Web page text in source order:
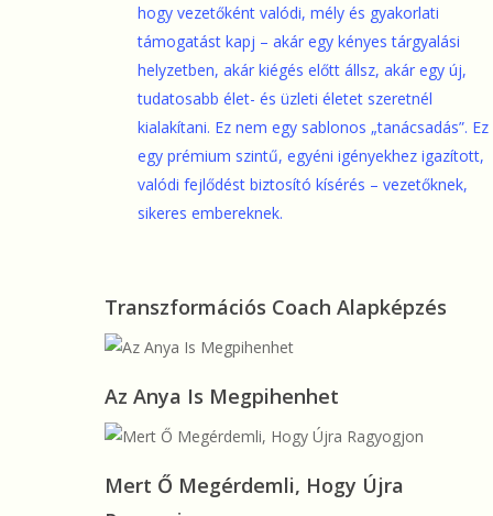
hogy vezetőként valódi, mély és gyakorlati
támogatást kapj – akár egy kényes tárgyalási
helyzetben, akár kiégés előtt állsz, akár egy új,
tudatosabb élet- és üzleti életet szeretnél
kialakítani. Ez nem egy sablonos „tanácsadás”. Ez
egy prémium szintű, egyéni igényekhez igazított,
valódi fejlődést biztosító kísérés – vezetőknek,
sikeres embereknek.
Transzformációs
Coach
Alapképzés
Transzformációs Coach Alapképzés
Az
Anya
Megpihenhet
Az Anya Is Megpihenhet
Mert
Mert Ő Megérdemli, Hogy Újra